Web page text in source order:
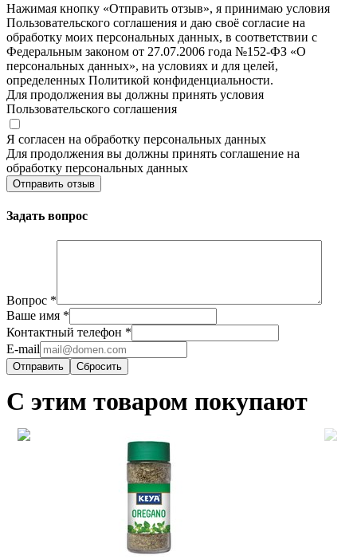
Нажимая кнопку «Отправить отзыв», я принимаю условия
Пользовательского соглашения и даю своё согласие на
обработку моих персональных данных, в соответствии с
Федеральным законом от 27.07.2006 года №152-ФЗ «О
персональных данных», на условиях и для целей,
определенных Политикой конфиденциальности.
Для продолжения вы должны принять условия
Пользовательского соглашения
Я согласен на обработку персональных данных
Для продолжения вы должны принять соглашение на
обработку персональных данных
Отправить отзыв
Задать вопрос
Вопрос *
Ваше имя *
Контактный телефон *
E-mail
Сбросить
С этим товаром покупают